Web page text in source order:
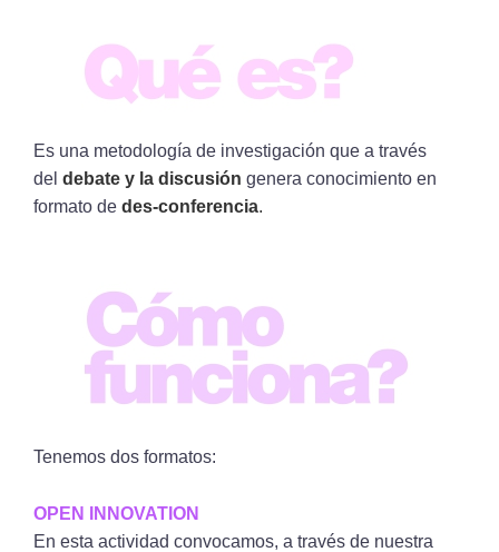
Es una metodología de investigación que a través
del debate y la discusión genera conocimiento en
formato de des-conferencia.
Tenemos dos formatos:
OPEN INNOVATION
En esta actividad convocamos, a través de nuestra